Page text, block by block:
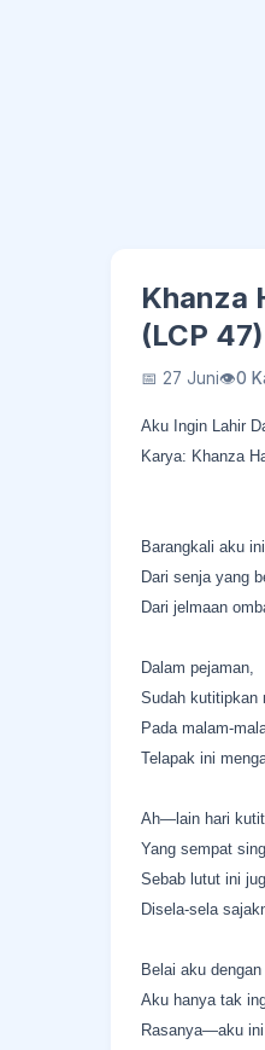
Khanza
(LCP 47)
📅 27 Juni👁0
Aku Ingin Lahir
Karya: Khanza
Barangkali aku
Dari senja yang
Dari jelmaan
Dalam pejaman,
Sudah kutitipkan
Pada malam-
Telapak ini
Ah—lain hari
Yang sempat
Sebab lutut ini
Disela-sela
Belai aku
Aku hanya tak
Rasanya—aku